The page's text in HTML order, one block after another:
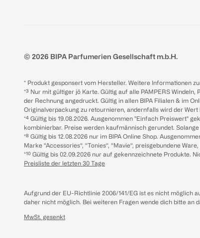
© 2026 BIPA Parfumerien Gesellschaft m.b.H.
* Produkt gesponsert vom Hersteller. Weitere Informationen
*³ Nur mit gültiger jö Karte. Gültig auf alle PAMPERS
der Rechnung angedruckt. Gültig in allen BIPA Filialen & im
Originalverpackung zu retournieren, andernfalls wird der Wert
*⁴ Gültig bis 19.08.2026. Ausgenommen "Einfach Preiswert"
kombinierbar. Preise werden kaufmännisch gerundet.
*⁸ Gültig bis 12.08.2026 nur im BIPA Online Shop.
Marke “Accessories“, “Tonies“, “Mavie“, preisgebundene
*¹⁰ Gültig bis 02.09.2026 nur auf gekennzeichnete Produkte.
Preisliste der letzten 30 Tage
Aufgrund der EU-Richtlinie 2006/141/EG ist es nicht möglich
daher nicht möglich. Bei weiteren Fragen wende dich bitte an
MwSt. gesenkt